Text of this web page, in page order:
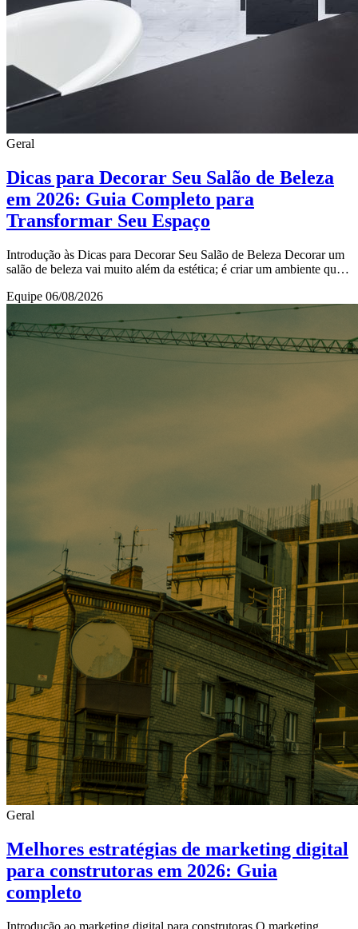
Geral
Dicas para Decorar Seu Salão de Beleza
em 2026: Guia Completo para
Transformar Seu Espaço
Introdução às Dicas para Decorar Seu Salão de Beleza Decorar um
salão de beleza vai muito além da estética; é criar um ambiente que
Equipe 06/08/2026
Geral
Melhores estratégias de marketing digital
para construtoras em 2026: Guia
completo
Introdução ao marketing digital para construtoras O marketing